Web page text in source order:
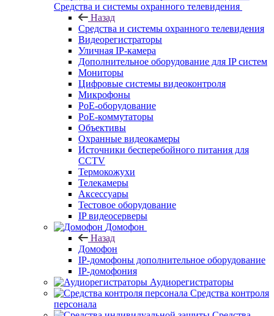
Средства и системы охранного телевидения
Назад
Средства и системы охранного телевидения
Видеорегистраторы
Уличная IP-камера
Дополнительное оборудование для IP систем
Мониторы
Цифровые системы видеоконтроля
Микрофоны
PoE-оборудование
PoE-коммутаторы
Объективы
Охранные видеокамеры
Источники бесперебойного питания для
CCTV
Термокожухи
Телекамеры
Аксессуары
Тестовое оборудование
IP видеосерверы
Домофон
Назад
Домофон
IP-домофоны дополнительное оборудование
IP-домофония
Аудиорегистраторы
Средства контроля
персонала